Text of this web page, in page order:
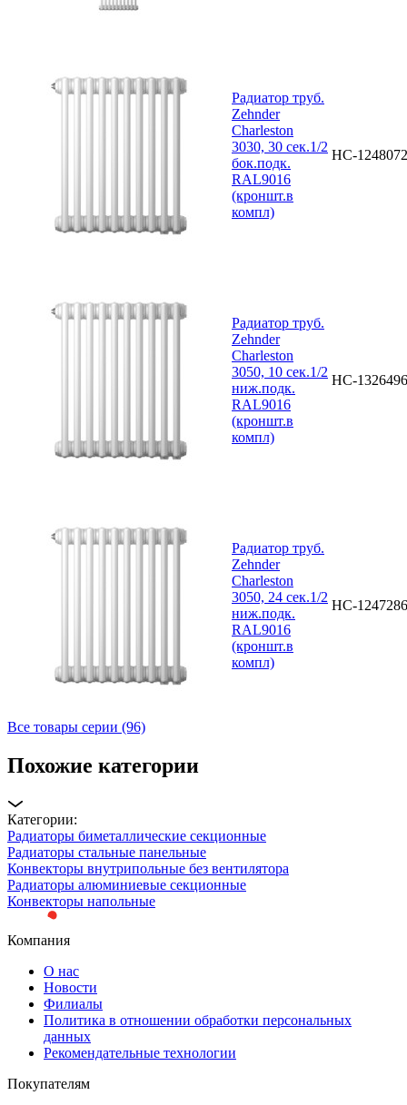
Радиатор труб.
Zehnder
Charleston
3030, 30 сек.1/2
бок.подк.
RAL9016
(кроншт.в
компл)
НС-1248072
Радиатор труб.
Zehnder
Charleston
3050, 10 сек.1/2
ниж.подк.
RAL9016
(кроншт.в
компл)
НС-1326496
Радиатор труб.
Zehnder
Charleston
3050, 24 сек.1/2
ниж.подк.
RAL9016
(кроншт.в
компл)
НС-1247286
Все товары серии (96)
Похожие категории
Категории:
Радиаторы биметаллические секционные
Радиаторы стальные панельные
Конвекторы внутрипольные без вентилятора
Радиаторы алюминиевые секционные
Конвекторы напольные
Компания
О нас
Новости
Филиалы
Политика в отношении обработки персональных
данных
Рекомендательные технологии
Покупателям